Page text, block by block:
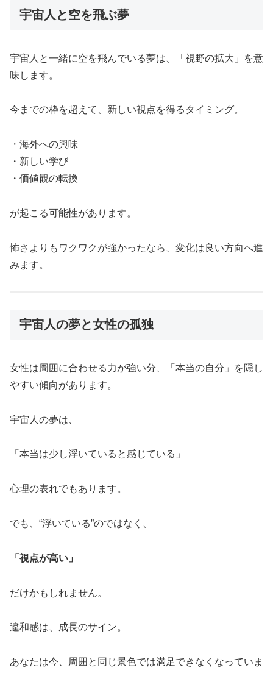
宇宙人と空を飛ぶ夢
宇宙人と一緒に空を飛んでいる夢は、「視野の拡大」を意
味します。
今までの枠を超えて、新しい視点を得るタイミング。
・海外への興味
・新しい学び
・価値観の転換
が起こる可能性があります。
怖さよりもワクワクが強かったなら、変化は良い方向へ進
みます。
宇宙人の夢と女性の孤独
女性は周囲に合わせる力が強い分、「本当の自分」を隠し
やすい傾向があります。
宇宙人の夢は、
「本当は少し浮いていると感じている」
心理の表れでもあります。
でも、“浮いている”のではなく、
「視点が高い」
だけかもしれません。
違和感は、成長のサイン。
あなたは今、周囲と同じ景色では満足できなくなっていま